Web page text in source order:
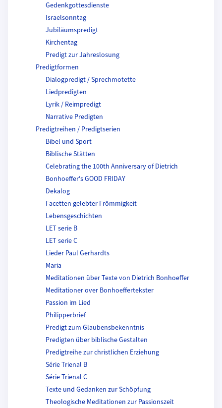
Gedenkgottesdienste
Israelsonntag
Jubiläumspredigt
Kirchentag
Predigt zur Jahreslosung
Predigtformen
Dialogpredigt / Sprechmotette
Liedpredigten
Lyrik / Reimpredigt
Narrative Predigten
Predigtreihen / Predigtserien
Bibel und Sport
Biblische Stätten
Celebrating the 100th Anniversary of Dietrich
Bonhoeffer's GOOD FRIDAY
Dekalog
Facetten gelebter Frömmigkeit
Lebensgeschichten
LET serie B
LET serie C
Lieder Paul Gerhardts
Maria
Meditationen über Texte von Dietrich Bonhoeffer
Meditationer over Bonhoeffertekster
Passion im Lied
Philipperbrief
Predigt zum Glaubensbekenntnis
Predigten über biblische Gestalten
Predigtreihe zur christlichen Erziehung
Série Trienal B
Série Trienal C
Texte und Gedanken zur Schöpfung
Theologische Meditationen zur Passionszeit